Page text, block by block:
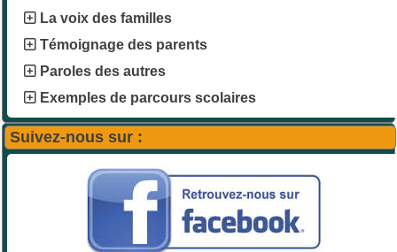
La voix des familles
Témoignage des parents
Paroles des autres
Exemples de parcours scolaires
Suivez-nous sur :